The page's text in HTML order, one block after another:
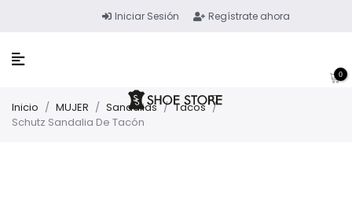
Iniciar Sesión Regístrate ahora
0
Inicio / MUJER / Sandalias / Tacos /
Schutz Sandalia De Tacón